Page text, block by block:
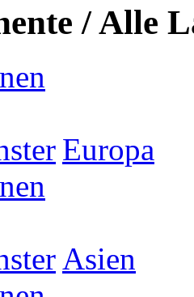
/ Alle
Europa
Asien